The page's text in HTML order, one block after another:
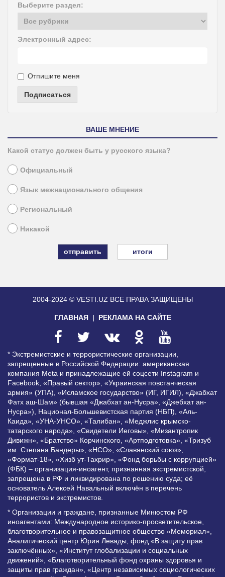
Выберите раздел:
Электронный адрес:
Отпишите меня
Подписаться
ВАШЕ МНЕНИЕ
Какой статус должен быть у русского языка?
Официальный
Язык межнационального общения
Региональный
Никакой
итоги
2004-2024 © VESTI.UZ ВСЕ ПРАВА ЗАЩИЩЕНЫ
ГЛАВНАЯ РЕКЛАМА НА САЙТЕ
* Экстремистские и террористические организации,
запрещенные в Российской Федерации: американская
компания Meta и принадлежащие ей соцсети Instagram и
Facebook, «Правый сектор», «Украинская повстанческая
армия» (УПА), «Исламское государство» (ИГ, ИГИЛ), «Джабхат
Фатх аш-Шам» (бывшая «Джабхат ан-Нусра», «Джебхат ан-
Нусра»), Национал-Большевистская партия (НБП), «Аль-
Каида», «УНА-УНСО», «Талибан», «Меджлис крымско-
татарского народа», «Свидетели Иеговы», «Мизантропик
Дивижн», «Братство» Корчинского, «Артподготовка», «Тризуб
им. Степана Бандеры», «НСО», «Славянский союз»,
«Формат-18», «Хизб ут-Тахрир», «Фонд борьбы с коррупцией»
(ФБК) – организация-иноагент, признанная экстремистской,
запрещена в РФ и ликвидирована по решению суда; её
основатель Алексей Навальный включён в перечень
террористов и экстремистов.
* Организации и граждане, признанные Минюстом РФ
иноагентами: Международное историко-просветительское,
благотворительное и правозащитное общество «Мемориал»,
Аналитический центр Юрия Левады, фонд «В защиту прав
заключённых», «Институт глобализации и социальных
движений», «Благотворительный фонд охраны здоровья и
защиты прав граждан», «Центр независимых социологических